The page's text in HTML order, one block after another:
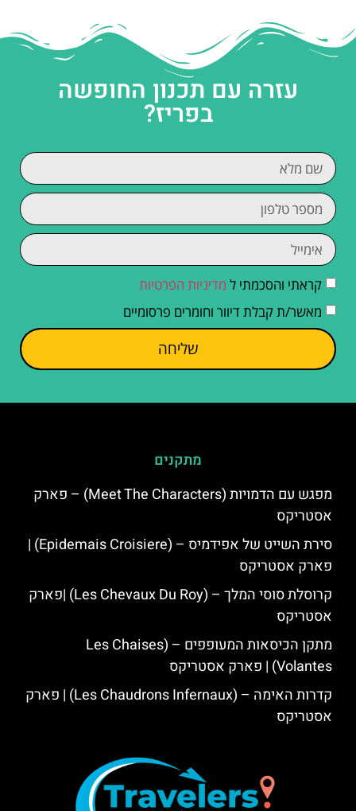
עזרה עם תכנון החופשה
בפריז?
קראתי והסכמתי ל מדיניות הפרטיות
מאשר/ת קבלת דיוור וחומרים פרסומיים
שליחה
מתקנים
מפגש עם הדמויות (Meet The Characters) – פארק
אסטריקס
סירת השייט של אפידמיס – (Epidemais Croisiere) |
פארק אסטריקס
קרוסלת סוסי המלך – (Les Chevaux Du Roy) |פארק
אסטריקס
מתקן הכיסאות המעופפים – (Les Chaises
Volantes) | פארק אסטריקס
קדרות האימה – (Les Chaudrons Infernaux) | פארק
אסטריקס